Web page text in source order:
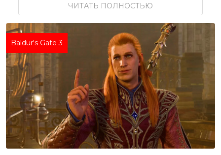
ЧИТАТЬ ПОЛНОСТЬЮ
Baldur's Gate 3